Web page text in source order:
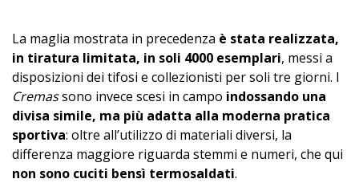
La maglia mostrata in precedenza è stata realizzata,
in tiratura limitata, in soli 4000 esemplari, messi a
disposizioni dei tifosi e collezionisti per soli tre giorni. I
Cremassono invece scesi in campo indossando una
divisa simile, ma più adatta alla moderna pratica
sportiva: oltre all’utilizzo di materiali diversi, la
differenza maggiore riguarda stemmi e numeri, che qui
non sono cuciti bensì termosaldati.